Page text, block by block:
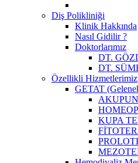
Diş Polikliniği
Klinik Hakkında
Nasıl Gidilir ?
Doktorlarımız
DT.
DT.
Özellikli Hizmetlerimiz
GETAT
KUPA